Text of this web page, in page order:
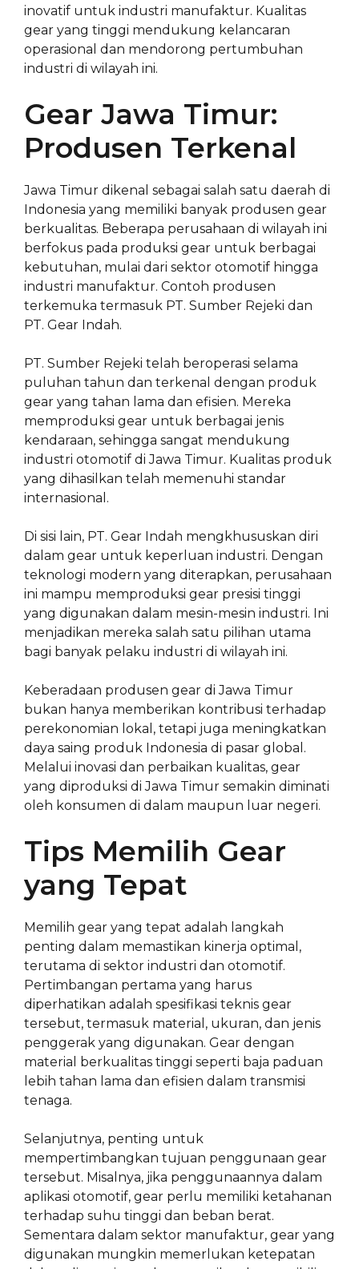
inovatif untuk industri manufaktur. Kualitas
gear yang tinggi mendukung kelancaran
operasional dan mendorong pertumbuhan
industri di wilayah ini.
Gear Jawa Timur:
Produsen Terkenal
Jawa Timur dikenal sebagai salah satu daerah di
Indonesia yang memiliki banyak produsen gear
berkualitas. Beberapa perusahaan di wilayah ini
berfokus pada produksi gear untuk berbagai
kebutuhan, mulai dari sektor otomotif hingga
industri manufaktur. Contoh produsen
terkemuka termasuk PT. Sumber Rejeki dan
PT. Gear Indah.
PT. Sumber Rejeki telah beroperasi selama
puluhan tahun dan terkenal dengan produk
gear yang tahan lama dan efisien. Mereka
memproduksi gear untuk berbagai jenis
kendaraan, sehingga sangat mendukung
industri otomotif di Jawa Timur. Kualitas produk
yang dihasilkan telah memenuhi standar
internasional.
Di sisi lain, PT. Gear Indah mengkhususkan diri
dalam gear untuk keperluan industri. Dengan
teknologi modern yang diterapkan, perusahaan
ini mampu memproduksi gear presisi tinggi
yang digunakan dalam mesin-mesin industri. Ini
menjadikan mereka salah satu pilihan utama
bagi banyak pelaku industri di wilayah ini.
Keberadaan produsen gear di Jawa Timur
bukan hanya memberikan kontribusi terhadap
perekonomian lokal, tetapi juga meningkatkan
daya saing produk Indonesia di pasar global.
Melalui inovasi dan perbaikan kualitas, gear
yang diproduksi di Jawa Timur semakin diminati
oleh konsumen di dalam maupun luar negeri.
Tips Memilih Gear
yang Tepat
Memilih gear yang tepat adalah langkah
penting dalam memastikan kinerja optimal,
terutama di sektor industri dan otomotif.
Pertimbangan pertama yang harus
diperhatikan adalah spesifikasi teknis gear
tersebut, termasuk material, ukuran, dan jenis
penggerak yang digunakan. Gear dengan
material berkualitas tinggi seperti baja paduan
lebih tahan lama dan efisien dalam transmisi
tenaga.
Selanjutnya, penting untuk
mempertimbangkan tujuan penggunaan gear
tersebut. Misalnya, jika penggunaannya dalam
aplikasi otomotif, gear perlu memiliki ketahanan
terhadap suhu tinggi dan beban berat.
Sementara dalam sektor manufaktur, gear yang
digunakan mungkin memerlukan ketepatan